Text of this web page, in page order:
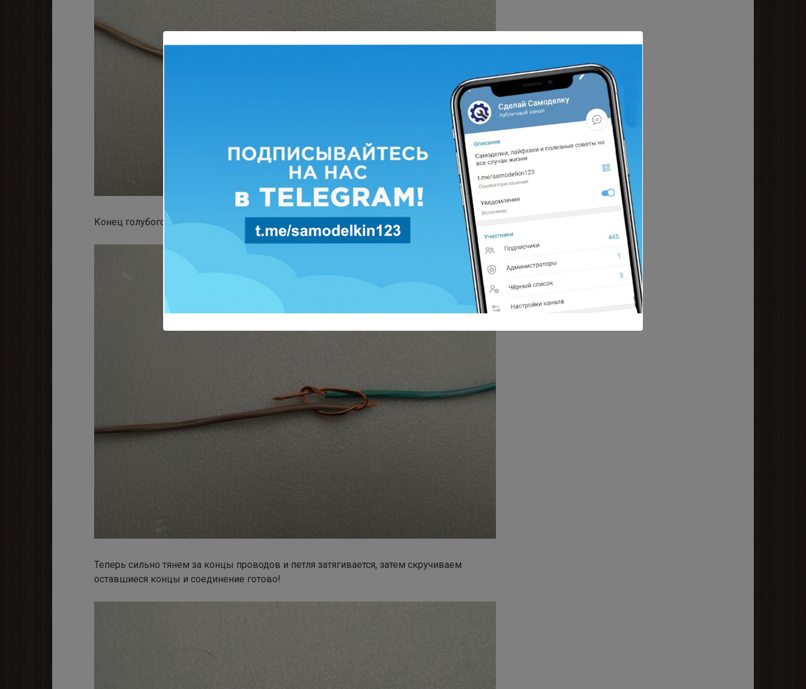
Конец голубого провода продеваем в петлю коричневого провода.
Теперь сильно тянем за концы проводов и петля затягивается, затем скручиваем
оставшиеся концы и соединение готово!